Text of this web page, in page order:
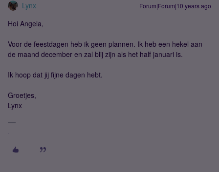
Lynx Forum|Forum|10 years ago
Hoi Angela,
Voor de feestdagen heb ik geen plannen. Ik heb een hekel aan
de maand december en zal blij zijn als het half januari is.
Ik hoop dat jij fijne dagen hebt.
Groetjes,
Lynx